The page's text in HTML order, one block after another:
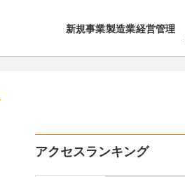
新規事業製造業経営管理
アクセスランキング